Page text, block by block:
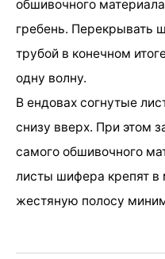
обшивочного
гребень. Перекрывать
трубой в конечном
одну волну.
В ендовах согнутые
снизу вверх. При этом
самого обшивочного
листы шифера крепят в
жестяную полосу